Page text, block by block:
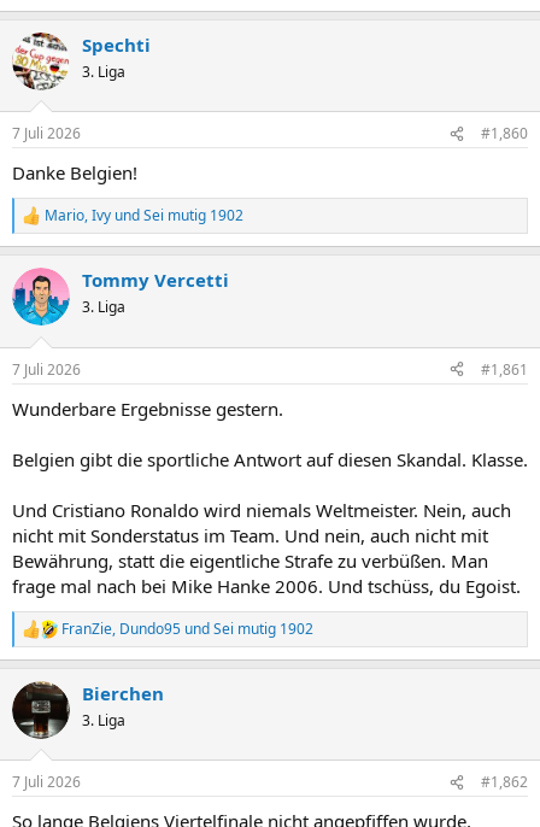
e
k
t
i
e
:
Spechti
3. Liga
7 Juli 2026 #1,860
Danke Belgien!
R
e
k
t
i
e
:
Mario,Ivy undSei mutig 1902
Tommy Vercetti
3. Liga
7 Juli 2026 #1,861
Wunderbare Ergebnisse gestern.
Belgien gibt die sportliche Antwort auf diesen Skandal. Klasse.
Und Cristiano Ronaldo wird niemals Weltmeister. Nein, auch
nicht mit Sonderstatus im Team. Und nein, auch nicht mit
Bewährung, statt die eigentliche Strafe zu verbüßen. Man
frage mal nach bei Mike Hanke 2006. Und tschüss, du Egoist.
R
e
k
i
e
FranZie, Dundo95 undSei mutig 1902
Bierchen
3. Liga
7 Juli 2026 #1,862
So lange Belgiens Viertelfinale nicht angepfiffen wurde,